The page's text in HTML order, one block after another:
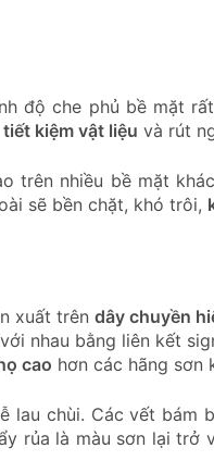
độ che phủ bề mặt
tiết kiệm vật liệu và rút
trên nhiều bề mặt
sẽ bền chặt, khó trôi,
xuất trên dây chuyền
nhau bằng liên kết
cao hơn các hãng sơn
lau chùi. Các vết bám
rủa là màu sơn lại trở